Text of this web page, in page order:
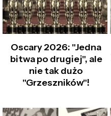
Oscary 2026: "Jedna
bitwa po drugiej", ale
nie tak dużo
"Grzeszników"!